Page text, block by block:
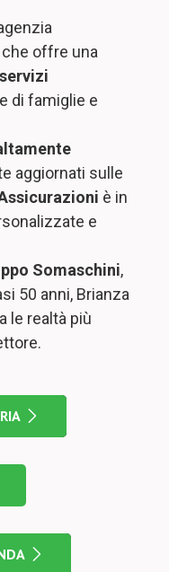
offre una
di famiglie e
aggiornati sulle
è in
e
Somaschini,
50 anni, Brianza
le realtà più